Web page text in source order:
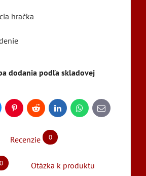
hračka
dodania podľa skladovej
PinterestReddit LinkedInWhatsApp
E-
mail
Recenzie 0
0 Otázka k produktu